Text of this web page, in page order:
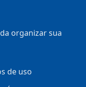
organizar sua
de uso